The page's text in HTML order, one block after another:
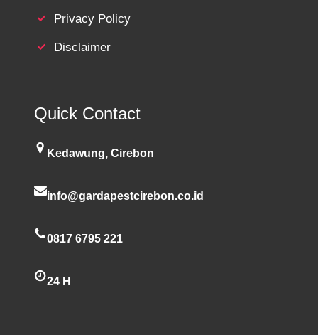
Privacy Policy
Disclaimer
Quick Contact
Kedawung, Cirebon
info@gardapestcirebon.co.id
0817 6795 221
24 H